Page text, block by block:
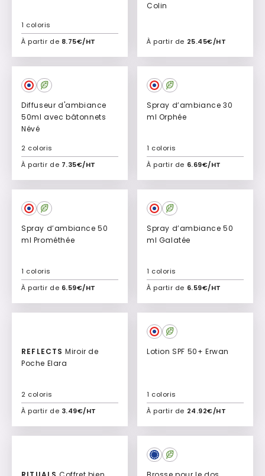
À partir de 8.75€/HT
1 coloris
Ajouter à mon devis
Colin
À partir de 25.45€/HT
Ajouter à mon devis
Diffuseur d'ambiance
50ml avec bâtonnets
Névé
À partir de 7.35€/HT
2 coloris
Ajouter à mon devis
Spray d’ambiance 30
ml Orphée
À partir de 6.69€/HT
1 coloris
Ajouter à mon devis
Spray d’ambiance 50
ml Prométhée
À partir de 6.59€/HT
1 coloris
Ajouter à mon devis
Spray d’ambiance 50
ml Galatée
À partir de 6.59€/HT
1 coloris
Ajouter à mon devis
REFLECTS Miroir de
Poche Elara
À partir de 3.49€/HT
2 coloris
Ajouter à mon devis
Lotion SPF 50+ Erwan
À partir de 24.92€/HT
1 coloris
Ajouter à mon devis